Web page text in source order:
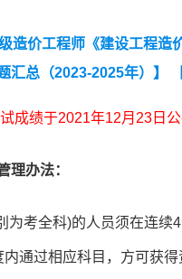
级造价工程师《建设工程造
汇总（2023-2025年）】
成绩于2021年12月23日
理办法：
为考全科)的人员须在连
通过相应科目，方可获得